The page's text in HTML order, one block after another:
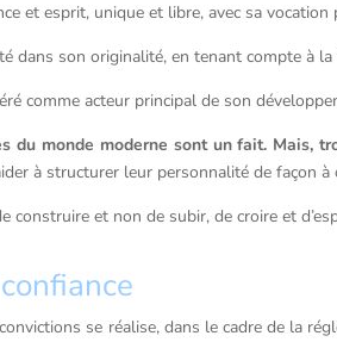
et esprit, unique et libre, avec sa
dans son originalité, en tenant compte à
comme acteur principal de son
du monde moderne sont un fait. Mais,
à structurer leur personnalité de façon
construire et non de subir, de croire et
se réalise, dans le cadre de la